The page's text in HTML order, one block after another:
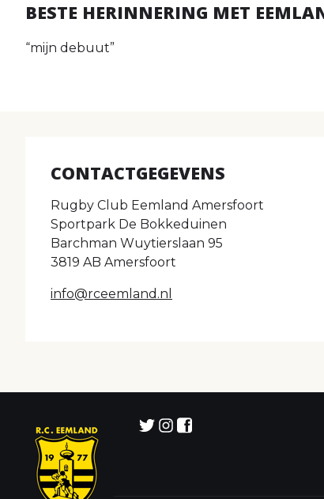
BESTE HERINNERING MET
“mijn debuut”
CONTACTGEGEVENS
Rugby Club Eemland Amersfoort
Sportpark De Bokkeduinen
Barchman Wuytierslaan 95
3819 AB Amersfoort
info@rceemland.nl